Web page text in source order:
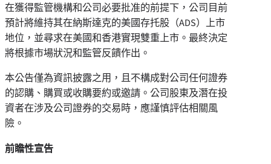
在獲得監管機構和公司必要批准的前提下，公司目前
預計將維持其在納斯達克的美國存托股（ADS）上市
地位，並尋求在美國和香港實現雙重上市。最終決定
將根據市場狀況和監管反饋作出。
本公告僅為資訊披露之用，且不構成對公司任何證券
的認購、購買或收購要約或邀請。公司股東及潛在投
資者在涉及公司證券的交易時，應謹慎評估相關風
險。
前瞻性宣告